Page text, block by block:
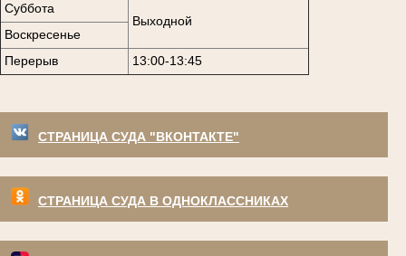
Суббота
Выходной
Воскресенье
Перерыв
13:00-13:45
СТРАНИЦА СУДА "ВКОНТАКТЕ"
СТРАНИЦА СУДА В ОДНОКЛАССНИКАХ